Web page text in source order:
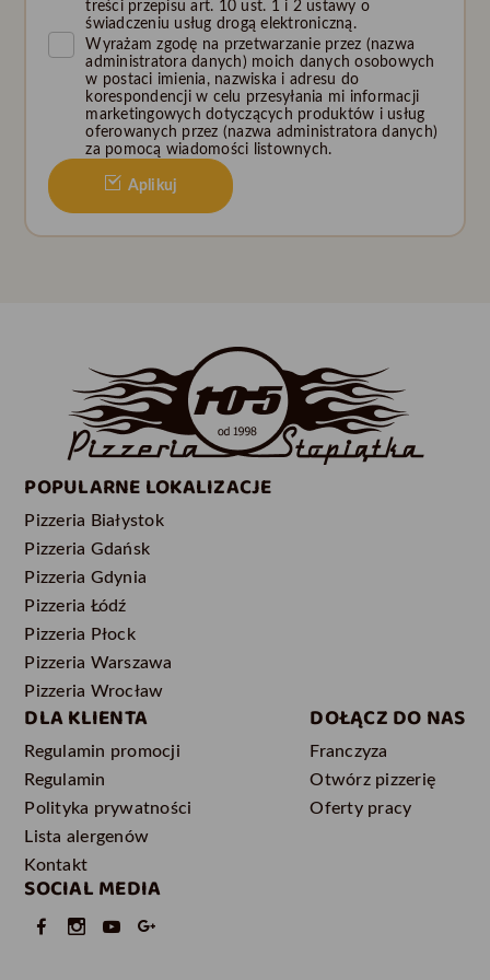
treści przepisu art. 10 ust. 1 i 2 ustawy o
świadczeniu usług drogą elektroniczną.
Wyrażam zgodę na przetwarzanie przez (nazwa
administratora danych) moich danych osobowych
w postaci imienia, nazwiska i adresu do
korespondencji w celu przesyłania mi informacji
marketingowych dotyczących produktów i usług
oferowanych przez (nazwa administratora danych)
za pomocą wiadomości listownych.
Aplikuj
POPULARNE LOKALIZACJE
Pizzeria Białystok
Pizzeria Gdańsk
Pizzeria Gdynia
Pizzeria Łódź
Pizzeria Płock
Pizzeria Warszawa
Pizzeria Wrocław
DLA KLIENTA
Regulamin promocji
Regulamin
Polityka prywatności
Lista alergenów
Kontakt
DOŁĄCZ DO NAS
Franczyza
Otwórz pizzerię
Oferty pracy
SOCIAL MEDIA